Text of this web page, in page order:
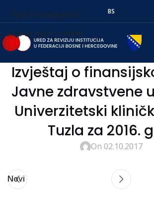
Skip to navigation
Skip to main content
BS
Izvještaj o
Javne zdravstvene
Univerzitetski
Tuzla za 2016.
On 02.10.2017
Novi